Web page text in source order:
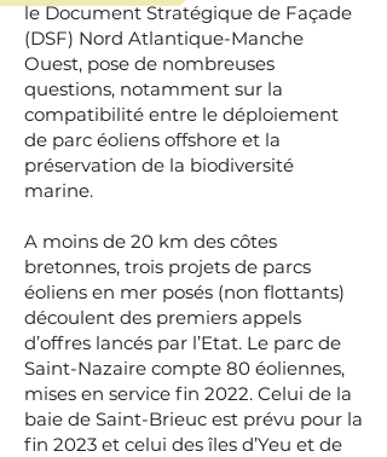
le Document Stratégique de Façade
(DSF) Nord Atlantique-Manche
Ouest, pose de nombreuses
questions, notamment sur la
compatibilité entre le déploiement
de parc éoliens offshore et la
préservation de la biodiversité
marine.
A moins de 20 km des côtes
bretonnes, trois projets de parcs
éoliens en mer posés (non flottants)
découlent des premiers appels
d’offres lancés par l’Etat. Le parc de
Saint-Nazaire compte 80 éoliennes,
mises en service fin 2022. Celui de la
baie de Saint-Brieuc est prévu pour la
fin 2023 et celui des îles d’Yeu et de